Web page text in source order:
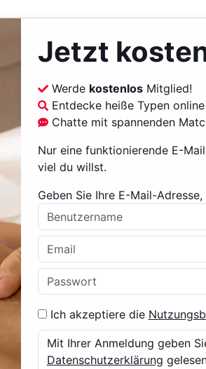
Jetzt
Werde kostenlosMitglied!
Entdecke heiße Typen online
Chatte mit spannenden
Nur eine funktionierende E-
viel du willst.
Geben Sie Ihre E-Mail-
Ich akzeptiere die
Mit Ihrer Anmeldung geben
Datenschutzerklärung